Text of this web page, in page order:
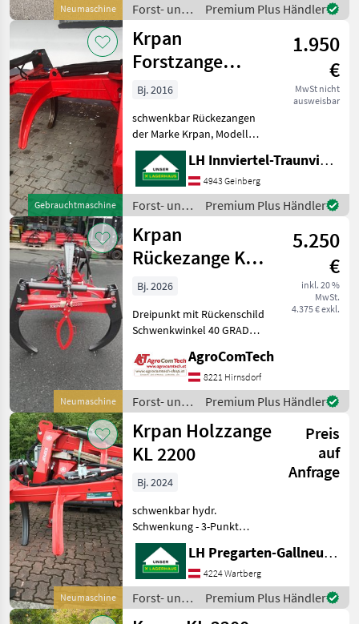
Neumaschine
Forst- und
Holztechnik
/ Krpan
Premium Plus Händler
Gebrauchtmaschine
Krpan
Forstzange
KL2200
1.950
€
MwSt nicht
ausweisbar
Bj. 2016
schwenkbar Rückezangen
der Marke Krpan, Modell
aus dem Baujahr 2016,
zeichnen sich durch ihre
herausragende Qualität
und Langlebigkeit aus.
Diese Rückezange ist eine
LH Innviertel-Traunviertel-Urfahr eGen, Geinberg
4943 Geinberg
Forst- und
Holztechnik
/ Krpan
Premium Plus Händler
Neumaschine
Krpan
Rückezange KL
2200
5.250
€
inkl. 20 %
MwSt.
4.375 € exkl.
Bj. 2026
Dreipunkt mit Rückenschild
Schwenkwinkel 40 GRAD
Traktorhydraulik Greifer
mit Öffnungsweite von
2200mm Seilwinde
hydraulisch 1.8 t KL 2200 30
AgroComTech
8221 Hirnsdorf
Forst- und
Holztechnik
/ Krpan
Premium Plus Händler
Neumaschine
Krpan Holzzange
KL 2200
Preis
auf
Anfrage
Bj. 2024
schwenkbar hydr.
Schwenkung - 3-Punkt
Aufnahme Forst- und
Holztechnik Rückezangen
LH Pregarten-Gallneukirchen, Pregarten
4224 Wartberg
Forst- und
Holztechnik
Premium Plus Händler